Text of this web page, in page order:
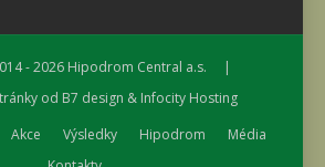
- 2026 Hipodrom Central a.s. |
od B7 design & Infocity Hosting
Akce Výsledky Hipodrom
Média